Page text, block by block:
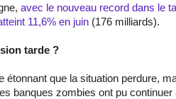
avec le nouveau record dans le
11,6% en juin (176 milliards).
tarde ?
étonnant que la situation perdure,
banques zombies ont pu continuer